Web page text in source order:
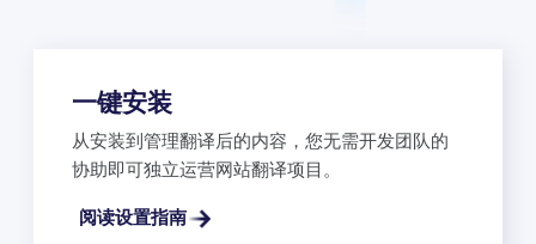
一键安装
从安装到管理翻译后的内容，您无需开发团队的
协助即可独立运营网站翻译项目。
阅读设置指南